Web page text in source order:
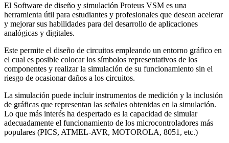
El Software de diseño y simulación Proteus VSM es una
herramienta útil para estudiantes y profesionales que desean acelerar
y mejorar sus habilidades para del desarrollo de aplicaciones
analógicas y digitales.
Este permite el diseño de circuitos empleando un entorno gráfico en
el cual es posible colocar los símbolos representativos de los
componentes y realizar la simulación de su funcionamiento sin el
riesgo de ocasionar daños a los circuitos.
La simulación puede incluir instrumentos de medición y la inclusión
de gráficas que representan las señales obtenidas en la simulación.
Lo que más interés ha despertado es la capacidad de simular
adecuadamente el funcionamiento de los microcontroladores más
populares (PICS, ATMEL-AVR, MOTOROLA, 8051, etc.)